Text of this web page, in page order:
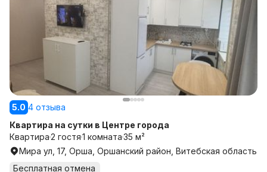
5.0 4 отзыва
Квартира на сутки в Центре города
Квартира2 гостя1 комната35 м²
Мира ул, 17, Орша, Оршанский район, Витебская область
Бесплатная отмена